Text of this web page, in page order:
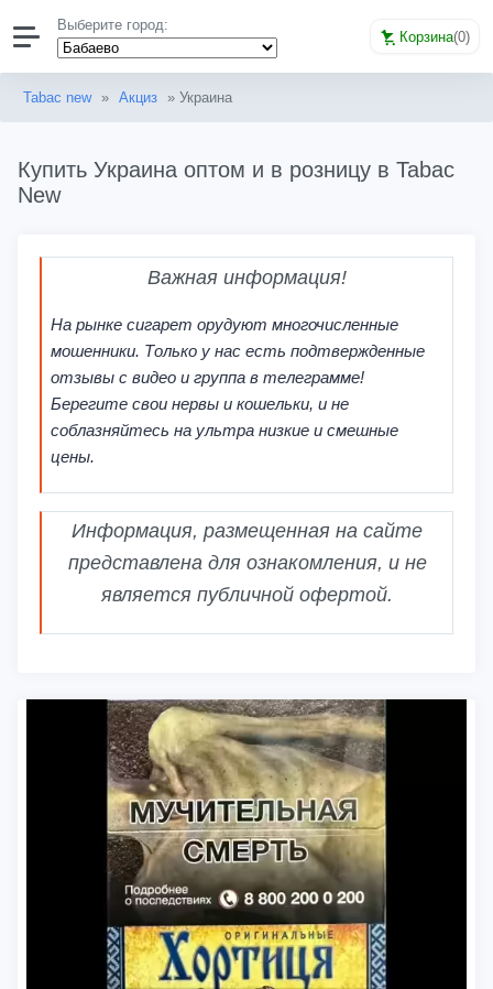
Выберите город:
Корзина(0)
Tabac new » Акциз » Украина
Купить Украина оптом и в розницу в Tabac
New
Важная информация!
На рынке сигарет орудуют многочисленные
мошенники. Только у нас есть подтвержденные
отзывы с видео и группа в телеграмме!
Берегите свои нервы и кошельки, и не
соблазняйтесь на ультра низкие и смешные
цены.
Информация, размещенная на сайте
представлена для ознакомления, и не
является публичной офертой.